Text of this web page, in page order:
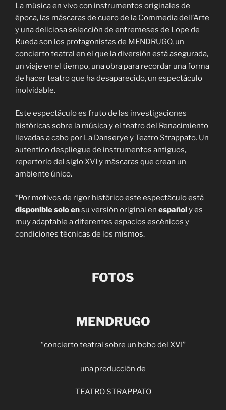
La música en vivo con instrumentos originales de
época, las máscaras de cuero de la Commedia dell’Arte
y una deliciosa selección de entremeses de Lope de
Rueda son los protagonistas de MENDRUGO, un
concierto teatral en el que la diversión está asegurada,
un viaje en el tiempo, una obra para recordar una forma
de hacer teatro que ha desaparecido, un espectáculo
inolvidable.
Este espectáculo es fruto de las investigaciones
históricas sobre la música y el teatro del Renacimiento
llevadas a cabo por La Danserye y Teatro Strappato. Un
autentico despliegue de instrumentos antiguos,
repertorio del siglo XVI y máscaras que crean un
ambiente único.
*Por motivos de rigor histórico este espectáculo está
disponible solo ensu versión original en españoly es
muy adaptable a diferentes espacios escénicos y
condiciones técnicas de los mismos.
FOTOS
MENDRUGO
“concierto teatral sobre un bobo del XVI”
una producción de
TEATRO STRAPPATO